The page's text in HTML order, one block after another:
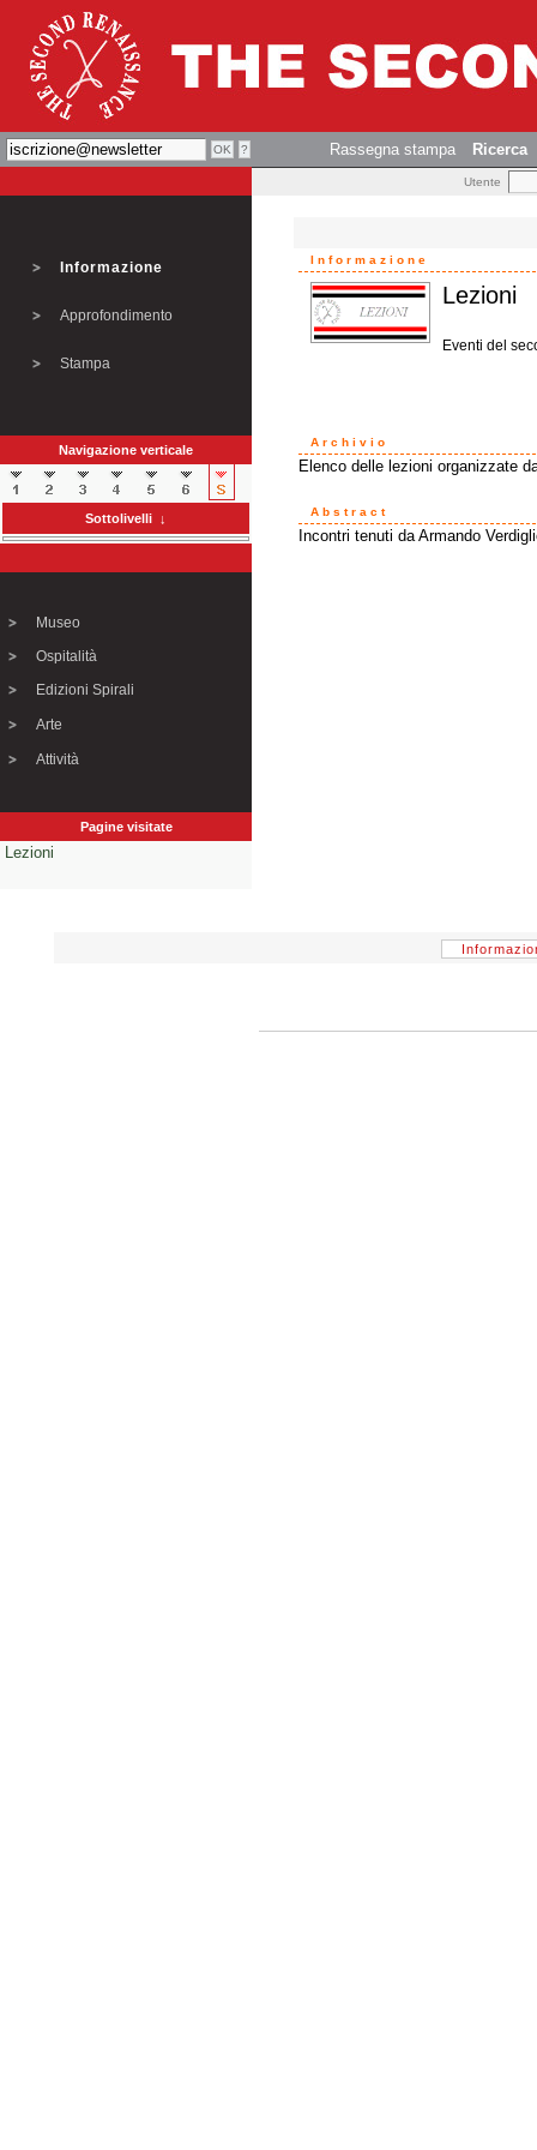
Rassegna stampa Ricerca
Utente
Informazione
Approfondimento
Stampa
Navigazione verticale
Sottolivelli ↓
Museo
Ospitalità
Edizioni Spirali
Arte
Attività
Pagine visitate
Lezioni
Informazione
Lezioni
Eventi del
Archivio
Elenco delle lezioni organizzate
Abstract
Incontri tenuti da Armando